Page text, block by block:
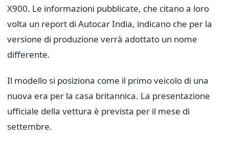
X900. Le informazioni pubblicate, che citano a loro
volta un report di Autocar India, indicano che per la
versione di produzione verrà adottato un nome
differente.
Il modello si posiziona come il primo veicolo di una
nuova era per la casa britannica. La presentazione
ufficiale della vettura è prevista per il mese di
settembre.